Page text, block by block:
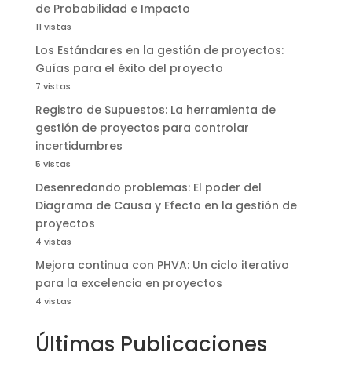
de Probabilidad e Impacto
11 vistas
Los Estándares en la gestión de proyectos:
Guías para el éxito del proyecto
7 vistas
Registro de Supuestos: La herramienta de
gestión de proyectos para controlar
incertidumbres
5 vistas
Desenredando problemas: El poder del
Diagrama de Causa y Efecto en la gestión de
proyectos
4 vistas
Mejora continua con PHVA: Un ciclo iterativo
para la excelencia en proyectos
4 vistas
Últimas Publicaciones